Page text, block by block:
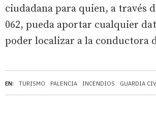
EN: TURISMO PALENCIA INCENDIOS GUARDIA
ciudadana para quien, a través
062, pueda aportar cualquier
poder localizar a la conductora